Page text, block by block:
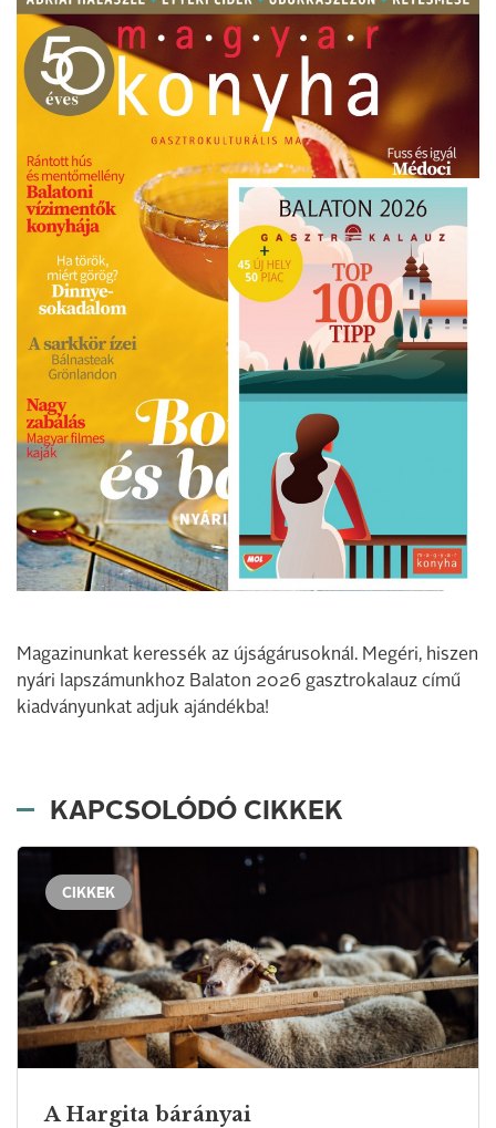
Magazinunkat keressék az újságárusoknál. Megéri, hiszen
nyári lapszámunkhoz Balaton 2026 gasztrokalauz című
kiadványunkat adjuk ajándékba!
KAPCSOLÓDÓ CIKKEK
CIKKEK
A Hargita bárányai